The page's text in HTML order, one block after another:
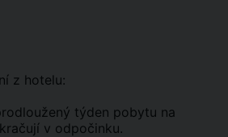
z hotelu:
týden pobytu na
v odpočinku.